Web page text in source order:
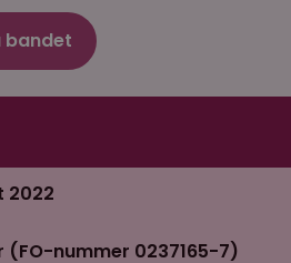
bandet
2022
nummer 0237165-7)